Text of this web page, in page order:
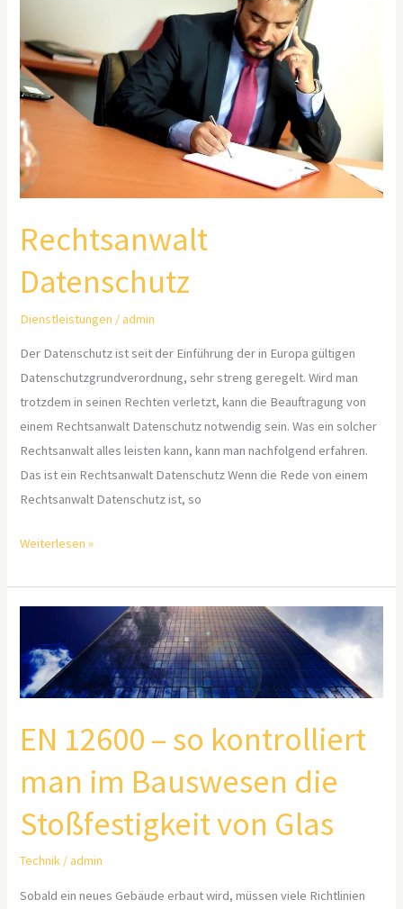
Rechtsanwalt
Datenschutz
Dienstleistungen /admin
Der Datenschutz ist seit der Einführung der in Europa gültigen
Datenschutzgrundverordnung, sehr streng geregelt. Wird man
trotzdem in seinen Rechten verletzt, kann die Beauftragung von
einem Rechtsanwalt Datenschutz notwendig sein. Was ein solcher
Rechtsanwalt alles leisten kann, kann man nachfolgend erfahren.
Das ist ein Rechtsanwalt Datenschutz Wenn die Rede von einem
Rechtsanwalt Datenschutz ist, so
Weiterlesen »
EN 12600 – so kontrolliert
man im Bauswesen die
Stoßfestigkeit von Glas
Technik /admin
Sobald ein neues Gebäude erbaut wird, müssen viele Richtlinien
12600
–
so
man
Bauswesen
die
Stoßfestigkeit
von